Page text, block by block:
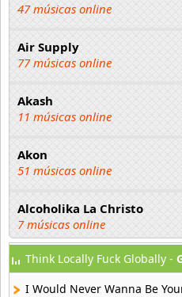
47 músicas online
Air Supply
77 músicas online
Akash
11 músicas online
Akon
51 músicas online
Alcoholika La Christo
7 músicas online
Atajo
22 músicas online
Think Locally Fuck Globally -
I Would Never Wanna Be